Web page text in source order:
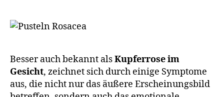
Besser auch bekannt alsKupferrose im
Gesicht, zeichnet sich durch einige Symptome
aus, die nicht nur das äußere Erscheinungsbild